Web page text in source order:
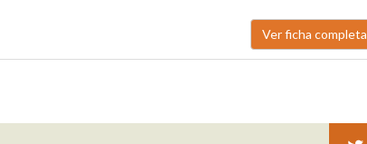
Ver ficha completa